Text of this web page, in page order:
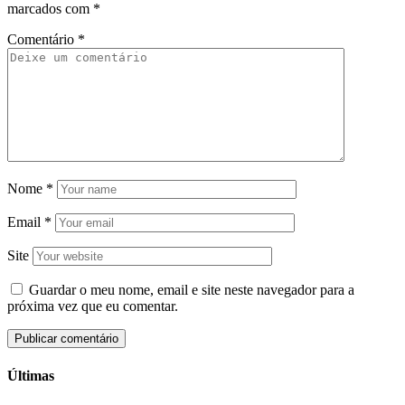
marcados com *
Comentário *
Nome *
Email *
Site
Guardar o meu nome, email e site neste navegador para a
próxima vez que eu comentar.
Últimas